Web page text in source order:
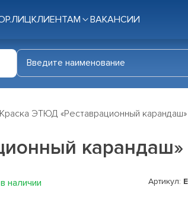
КЛИЕНТАМ ВАКАНСИИ
Краска ЭТЮД «Реставрационный карандаш»
наличии Артикул: